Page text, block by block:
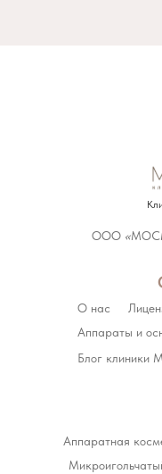
ООО «
Аппараты и
О нас
Блог клиники
Аппаратная